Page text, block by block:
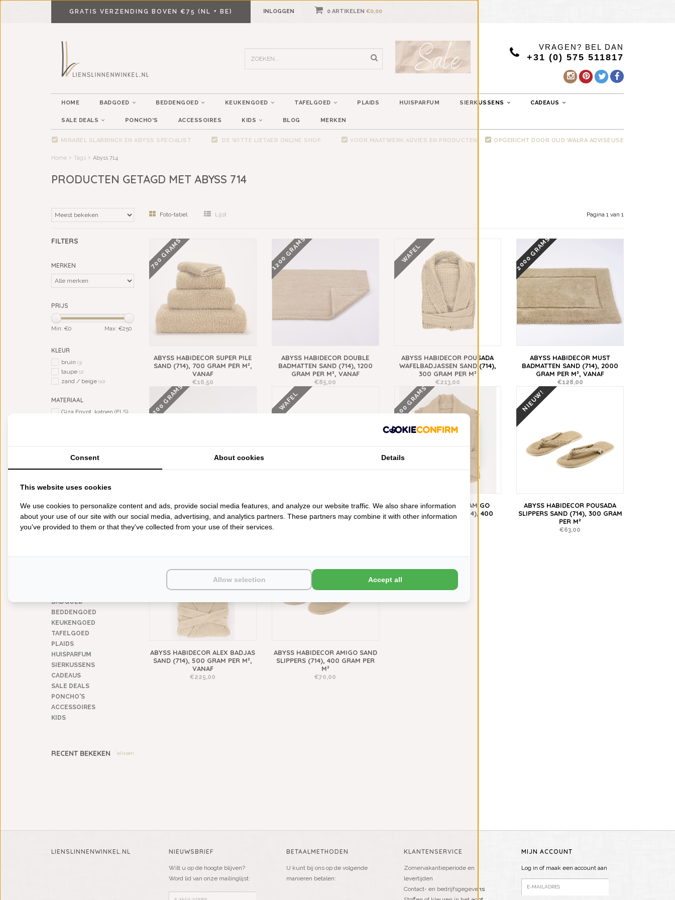
GRATIS VERZENDING BOVEN €75 (NL + BE) INLOGGEN 0 ARTIKELEN €0,00
VRAGEN? BEL DAN
+31 (0) 575 511817
HOME BADGOED BEDDENGOED KEUKENGOED TAFELGOED PLAIDS HUISPARFUM SIERKUSSENS CADEAUS
SALE DEALS PONCHO'S ACCESSOIRES KIDS BLOG MERKEN
MIRABEL SLABBINCK EN ABYSS SPECIALIST DE WITTE LIETAER ONLINE SHOP VOOR MAATWERK ADVIES EN PRODUCTEN OPGERICHT DOOR OUD WALRA ADVISEUSE
Home Tags Abyss 714
PRODUCTEN GETAGD MET ABYSS 714
Foto-tabel Lijst Pagina 1 van 1
FILTERS
MERKEN
PRIJS
Min: €0 Max: €250
KLEUR
bruin (3)
taupe (2)
zand / beige (10)
MATERIAAL
Giza Egypt. katoen (ELS)
unisex(1)
wafelstructuur
shawlkraag
lichte badjas
lengte 100 - 110 cm(1)
BADGOED
BEDDENGOED
KEUKENGOED
TAFELGOED
PLAIDS
HUISPARFUM
SIERKUSSENS
CADEAUS
SALE DEALS
PONCHO'S
ACCESSOIRES
KIDS
RECENT BEKEKEN Wissen
700 GRAMS
ABYSS HABIDECOR SUPER PILE
SAND (714), 700 GRAM PER M²,
VANAF
€16,50
1200 GRAMS
ABYSS HABIDECOR DOUBLE
BADMATTEN SAND (714), 1200
GRAM PER M², VANAF
€85,00
WAFEL
ABYSS HABIDECOR POUSADA
WAFELBADJASSEN SAND (714),
300 GRAM PER M²
€213,00
2000 GRAMS
ABYSS HABIDECOR MUST
BADMATTEN SAND (714), 2000
GRAM PER M², VANAF
€128,00
2200 GRAMS
ABYSS HABIDECOR REVERSIBLE
BADMATTEN SAND (714), 2200
GRAM PER M², VANAF
€148,00
WAFEL
ABYSS HABIDECOR POUSADA
SAND WAFEL BADGOED (714), 300
GRAM PER M², VANAF
400 GRAMS
ABYSS HABIDECOR AMIGO
BADJASSEN SAND (714), 400
GRAM PER M²
NIEUW!
ABYSS HABIDECOR POUSADA
SLIPPERS SAND (714), 300 GRAM
PER M²
€63,00
ABYSS HABIDECOR ALEX BADJAS
SAND (714), 500 GRAM PER M²,
VANAF
€225,00
ABYSS HABIDECOR AMIGO SAND
SLIPPERS (714), 400 GRAM PER
M²
€70,00
LIENSLINNENWINKEL.NL NIEUWSBRIEF
Wilt u op de hoogte blijven?
Word lid van onze mailinglijst:
BETAALMETHODEN
U kunt bij ons op de volgende
manieren betalen:
KLANTENSERVICE
Zomervakantieperiode en
levertijden
Contact- en bedrijfsgegevens
MIJN ACCOUNT
Log in of maak een account aan
Consent About cookies Details
This website uses cookies
We use cookies to personalize content and ads, provide social media features, and analyze our website traffic. We also share information
about your use of our site with our social media, advertising, and analytics partners. These partners may combine it with other information
you've provided to them or that they've collected from your use of their services.
Allow selection Accept all